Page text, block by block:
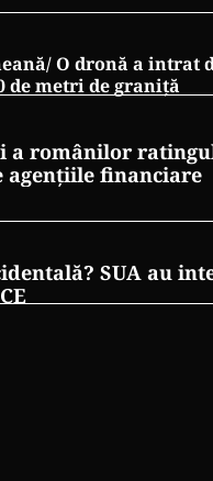
O dronă a intrat
de metri de graniţă
a românilor
agențiile financiare
SUA au